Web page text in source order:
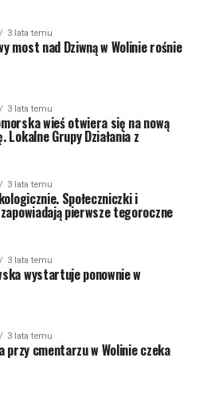
3 lata temu
most nad Dziwną w Wolinie rośnie
3 lata temu
wieś otwiera się na nową
Lokalne Grupy Działania z
3 lata temu
Społeczniczki i
pierwsze tegoroczne
3 lata temu
wystartuje ponownie w
3 lata temu
przy cmentarzu w Wolinie czeka